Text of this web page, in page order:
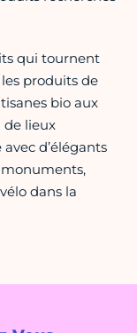
qui tournent
produits de
bio aux
de lieux
d’élégants
monuments,
dans la